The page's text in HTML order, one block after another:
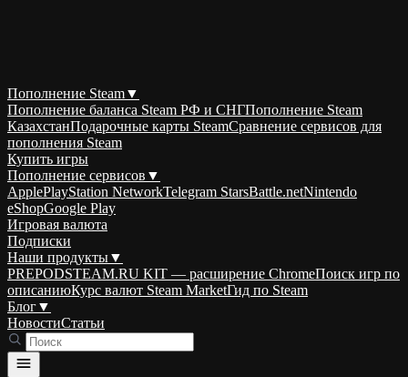
Пополнение Steam▼
Пополнение баланса Steam РФ и СНГПополнение Steam
КазахстанПодарочные карты SteamСравнение сервисов для
пополнения Steam
Купить игры
Пополнение сервисов ▼
ApplePlayStation NetworkTelegram StarsBattle.netNintendo
eShopGoogle Play
Игровая валюта
Подписки
Наши продукты▼
PREPODSTEAM.RU KIT — расширение ChromeПоиск игр по
описаниюКурс валют Steam MarketГид по Steam
Блог▼
НовостиСтатьи